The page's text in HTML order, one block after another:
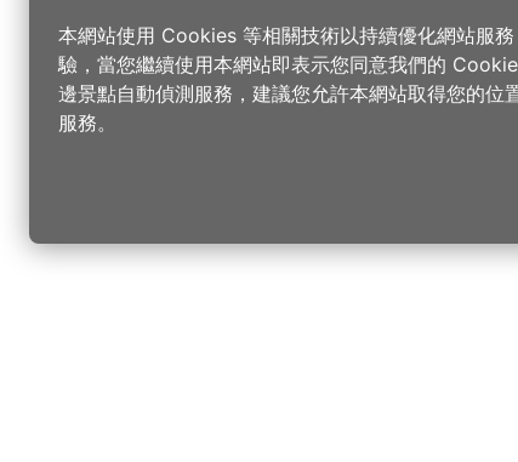
本網站使用 Cookies 等相關技術以持續優化網站服
驗，當您繼續使用本網站即表示您同意我們的
邊景點自動偵測服務，建議您允許本網站取得您的位
服務。